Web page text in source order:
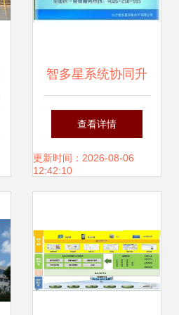
智多星系统协同升
级方案 广西软件开
发项目的土地整理
查看详情
更新时间：2026-08-06
12:42:10